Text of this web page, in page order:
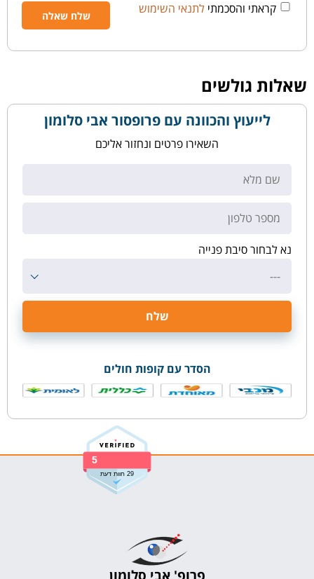
קראתי והסכמתי לתנאי השימוש
שאלות גולשים
לייעוץ והכוונה עם פרופסור אבי סלומון
השאירו פרטים ונחזור אליכם
נא לבחור סיבת פנייה
---
הסדר עם קופות חולים
5
29 חוות דעת